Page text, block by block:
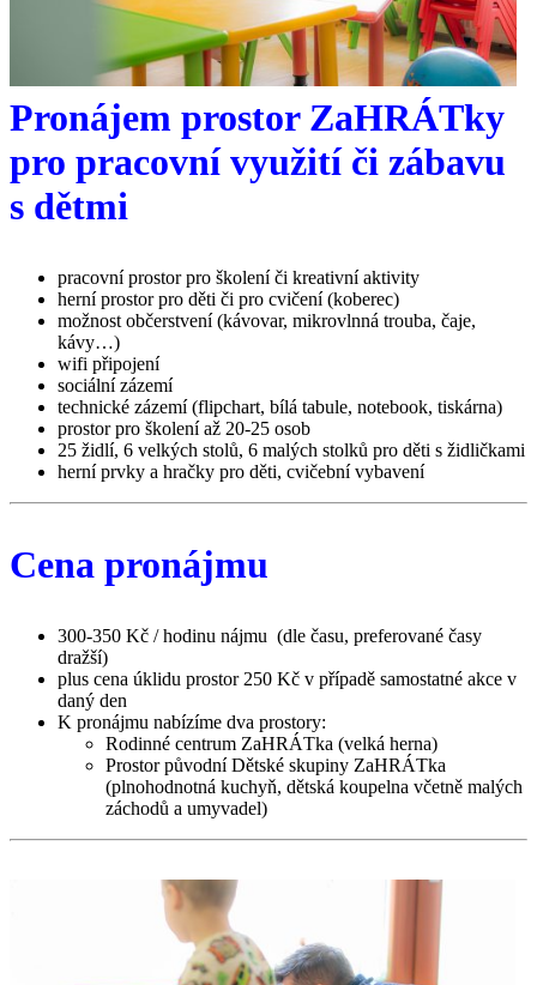
Pronájem prostor ZaHRÁTky
pro pracovní využití či zábavu
s dětmi
pracovní prostor pro školení či kreativní aktivity
herní prostor pro děti či pro cvičení (koberec)
možnost občerstvení (kávovar, mikrovlnná trouba, čaje,
kávy…)
wifi připojení
sociální zázemí
technické zázemí (flipchart, bílá tabule, notebook, tiskárna)
prostor pro školení až 20-25 osob
25 židlí, 6 velkých stolů, 6 malých stolků pro děti s židličkami
herní prvky a hračky pro děti, cvičební vybavení
Cena pronájmu
300-350 Kč / hodinu nájmu (dle času, preferované časy
dražší)
plus cena úklidu prostor 250 Kč v případě samostatné akce v
daný den
K pronájmu nabízíme dva prostory:
Rodinné centrum ZaHRÁTka (velká herna)
Prostor původní Dětské skupiny ZaHRÁTka
(plnohodnotná kuchyň, dětská koupelna včetně malých
záchodů a umyvadel)